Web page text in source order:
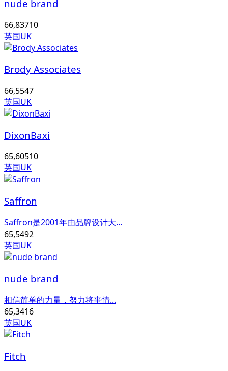
nude brand
66,83710
英国UK
Brody Associates
66,5547
英国UK
DixonBaxi
65,60510
英国UK
Saffron
Saffron是2001年由品牌设计大...
65,5492
英国UK
nude brand
相信简单的力量，努力将事情...
65,3416
英国UK
Fitch